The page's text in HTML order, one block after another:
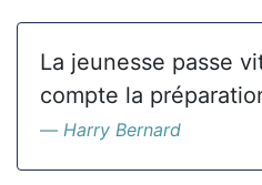
La jeunesse passe
compte la
Harry Bernard